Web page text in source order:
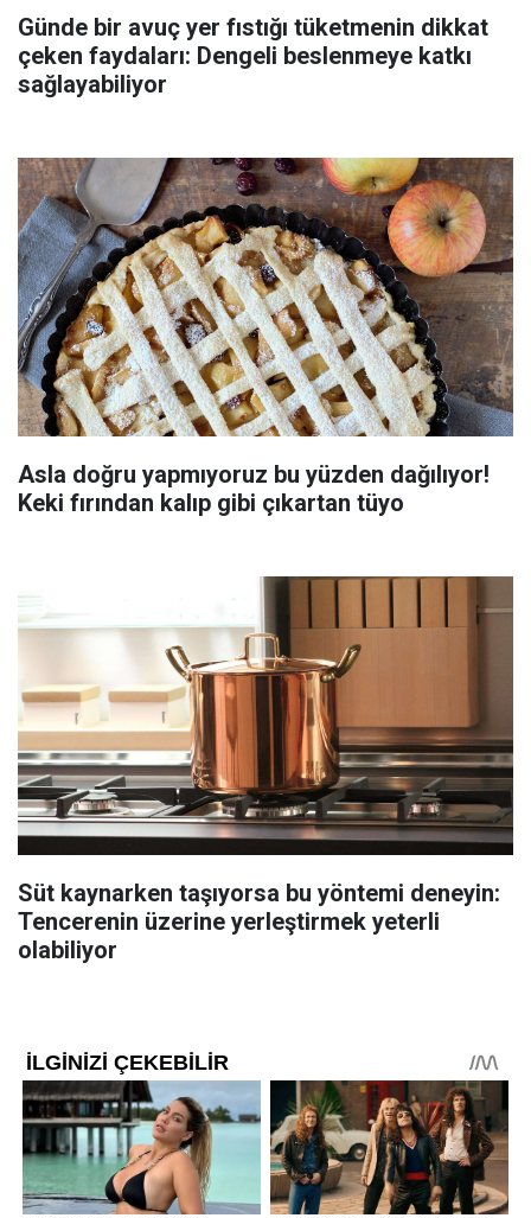
Günde bir avuç yer fıstığı tüketmenin dikkat
çeken faydaları: Dengeli beslenmeye katkı
sağlayabiliyor
Asla doğru yapmıyoruz bu yüzden dağılıyor!
Keki fırından kalıp gibi çıkartan tüyo
Süt kaynarken taşıyorsa bu yöntemi deneyin:
Tencerenin üzerine yerleştirmek yeterli
olabiliyor